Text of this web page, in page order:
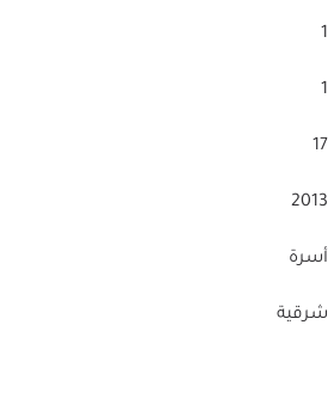
1
1
17
2013
أسرة
شرقية